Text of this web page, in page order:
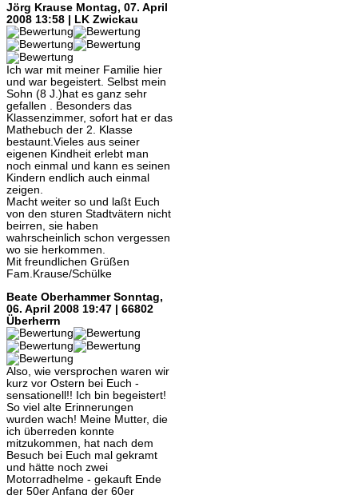
Jörg Krause Montag, 07. April
2008 13:58 | LK Zwickau
Ich war mit meiner Familie hier
und war begeistert. Selbst mein
Sohn (8 J.)hat es ganz sehr
gefallen . Besonders das
Klassenzimmer, sofort hat er das
Mathebuch der 2. Klasse
bestaunt.Vieles aus seiner
eigenen Kindheit erlebt man
noch einmal und kann es seinen
Kindern endlich auch einmal
zeigen.
Macht weiter so und laßt Euch
von den sturen Stadtvätern nicht
beirren, sie haben
wahrscheinlich schon vergessen
wo sie herkommen.
Mit freundlichen Grüßen
Fam.Krause/Schülke
Beate Oberhammer Sonntag,
06. April 2008 19:47 | 66802
Überherrn
Also, wie versprochen waren wir
kurz vor Ostern bei Euch -
sensationell!! Ich bin begeistert!
So viel alte Erinnerungen
wurden wach! Meine Mutter, die
ich überreden konnte
mitzukommen, hat nach dem
Besuch bei Euch mal gekramt
und hätte noch zwei
Motorradhelme - gekauft Ende
der 50er Anfang der 60er